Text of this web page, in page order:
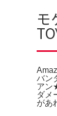
モ
バン
アン
ダメ
があ